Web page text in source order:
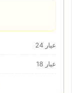
عيار 24
عيار 18